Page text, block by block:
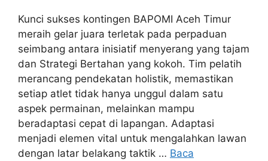
Kunci sukses kontingen BAPOMI Aceh Timur
meraih gelar juara terletak pada perpaduan
seimbang antara inisiatif menyerang yang tajam
dan Strategi Bertahan yang kokoh. Tim pelatih
merancang pendekatan holistik, memastikan
setiap atlet tidak hanya unggul dalam satu
aspek permainan, melainkan mampu
beradaptasi cepat di lapangan. Adaptasi
menjadi elemen vital untuk mengalahkan lawan
dengan latar belakang taktik … Baca